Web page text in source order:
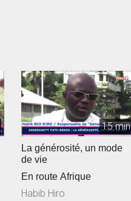
15 min
La générosité, un mode
de vie
En route Afrique
Habib Hiro